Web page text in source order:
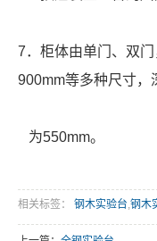
7．柜体由单门、双门
900mm等多种尺寸，
为550mm。
相关标签： 钢木实验台 钢木